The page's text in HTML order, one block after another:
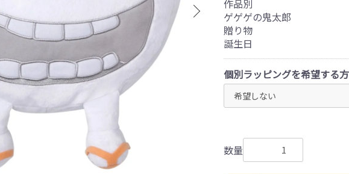
作品別
ゲゲゲの鬼太郎
贈り物
誕生日
個別ラッピングを希望する
数量